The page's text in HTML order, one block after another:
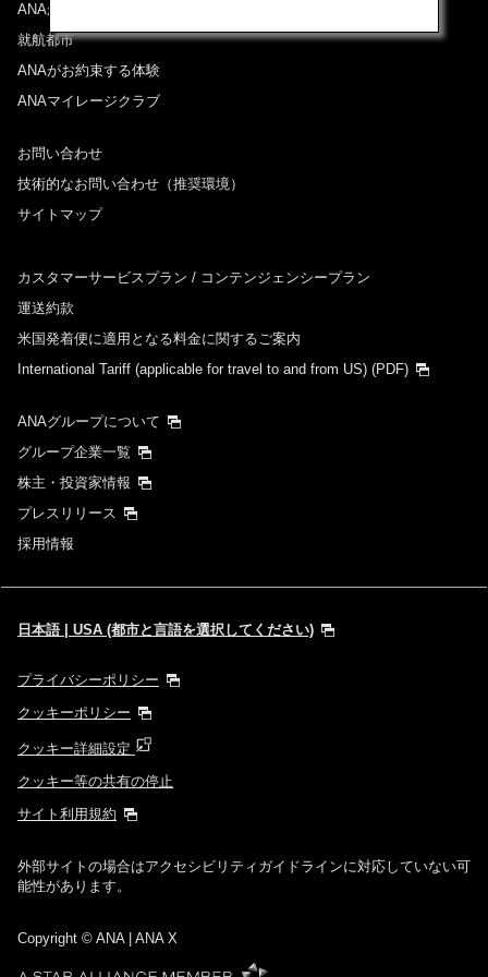
ANAからのお知らせ
就航都市
ANAがお約束する体験
ANAマイレージクラブ
お問い合わせ
技術的なお問い合わせ（推奨環境）
サイトマップ
カスタマーサービスプラン / コンテンジェンシープラン
運送約款
米国発着便に適用となる料金に関するご案内
International Tariff (applicable for travel to and from US) (PDF)
ANAグループについて
グループ企業一覧
株主・投資家情報
プレスリリース
採用情報
日本語 | USA (都市と言語を選択してください)
プライバシーポリシー
クッキーポリシー
クッキー詳細設定
クッキー等の共有の停止
サイト利用規約
外部サイトの場合はアクセシビリティガイドラインに対応していない可
能性があります。
Copyright © ANA | ANA X